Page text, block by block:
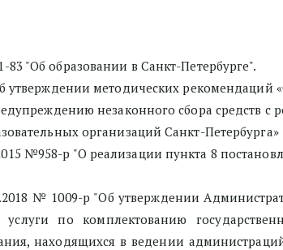
"Об образовании в Санкт-Петербурге".
утверждении методических рекомендаций
незаконного сбора средств с
организаций Санкт-Петербурга»
№958-р "О реализации пункта 8
№ 1009-р "Об утверждении
по комплектованию
находящихся в ведении